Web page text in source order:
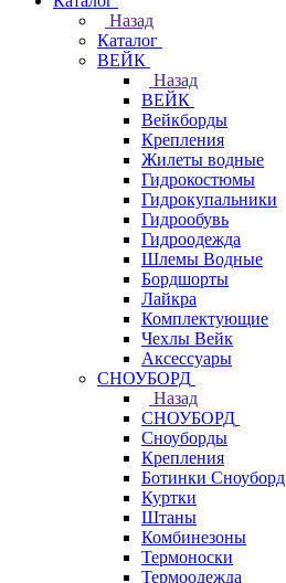
Назад
Каталог
ВЕЙК
Назад
ВЕЙК
Вейкборды
Крепления
Жилеты водные
Гидрокостюмы
Гидрокупальники
Гидрообувь
Гидроодежда
Шлемы Водные
Бордшорты
Лайкра
Комплектующие
Чехлы Вейк
Аксессуары
СНОУБОРД
Назад
СНОУБОРД
Сноуборды
Крепления
Ботинки Сноуборд
Куртки
Штаны
Комбинезоны
Термоноски
Термоодежда